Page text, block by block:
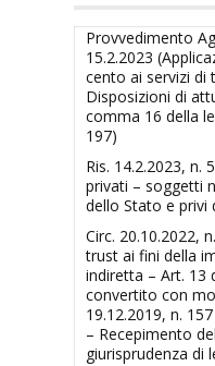
Provvedimento
15.2.2023
cento ai servizi di
Disposizioni di
comma 16 della
197)
Ris. 14.2.2023, n.
privati – soggetti
dello Stato e privi
Circ. 20.10.2022,
trust ai fini della
indiretta – Art. 13
convertito con
19.12.2019, n.
– Recepimento
giurisprudenza di